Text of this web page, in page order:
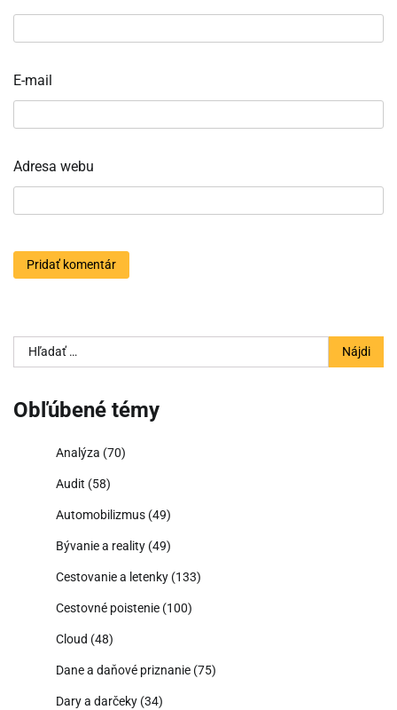
E-mail
Adresa webu
Hľadať:
Obľúbené témy
Analýza (70)
Audit (58)
Automobilizmus (49)
Bývanie a reality (49)
Cestovanie a letenky (133)
Cestovné poistenie (100)
Cloud (48)
Dane a daňové priznanie (75)
Dary a darčeky (34)